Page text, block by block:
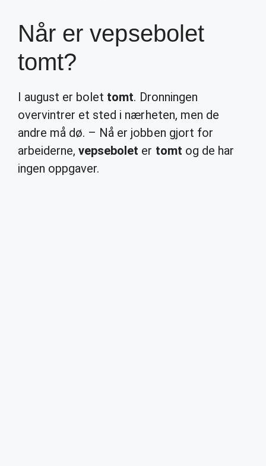
Når er vepsebolet
tomt?
I august er bolet tomt. Dronningen
overvintrer et sted i nærheten, men de
andre må dø. – Nå er jobben gjort for
arbeiderne,vepsebolet er tomt og de har
ingen oppgaver.